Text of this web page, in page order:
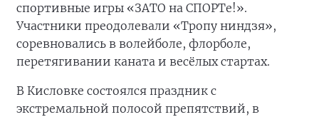
спортивные игры «ЗАТО на СПОРТе!».
Участники преодолевали «Тропу ниндзя»,
соревновались в волейболе, флорболе,
перетягивании каната и весёлых стартах.
В Кисловке состоялся праздник с
экстремальной полосой препятствий, в